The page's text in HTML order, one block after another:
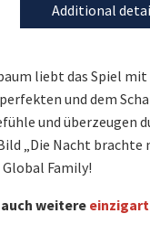
liebt das Spiel
und dem
und überzeugen
„Die Nacht
Family!
weitere
Additional